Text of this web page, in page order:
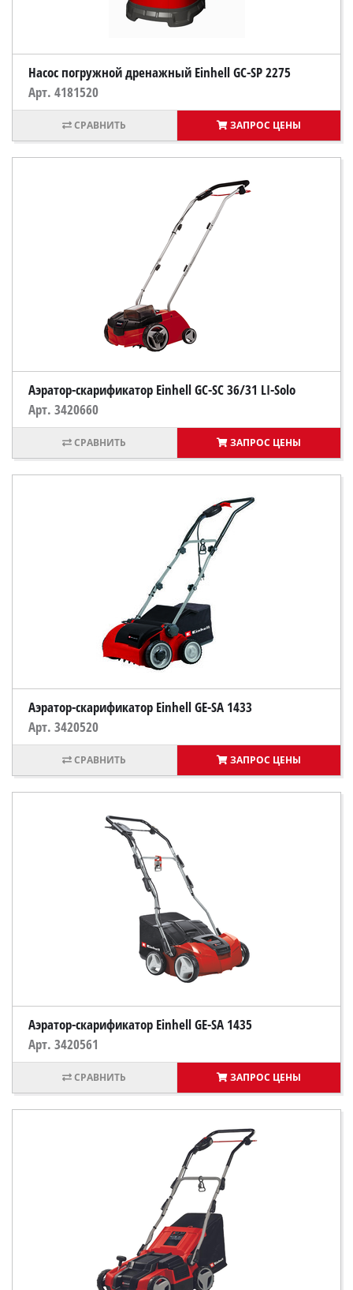
Насос погружной дренажный Einhell GC-SP 2275
Арт. 4181520
ЗАПРОС ЦЕНЫ
Аэратор-скарификатор Einhell GC-SC 36/31 LI-Solo
Арт. 3420660
ЗАПРОС ЦЕНЫ
Аэратор-скарификатор Einhell GE-SA 1433
Арт. 3420520
ЗАПРОС ЦЕНЫ
Аэратор-скарификатор Einhell GE-SA 1435
Арт. 3420561
ЗАПРОС ЦЕНЫ